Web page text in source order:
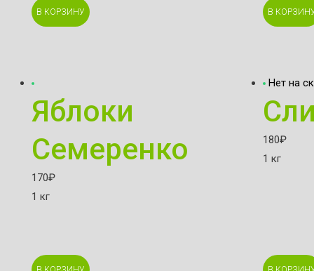
В КОРЗИНУ В
Яблоки
Семеренко
170₽
1 кг
Нет на
180₽
1 кг